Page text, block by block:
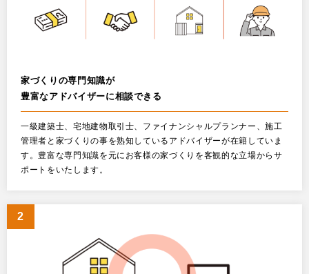
家づくりの専門知識が
豊富なアドバイザーに相談できる
一級建築士、宅地建物取引士、ファイナンシャルプランナー、施工
管理者と家づくりの事を熟知しているアドバイザーが在籍していま
す。豊富な専門知識を元にお客様の家づくりを客観的な立場からサ
ポートをいたします。